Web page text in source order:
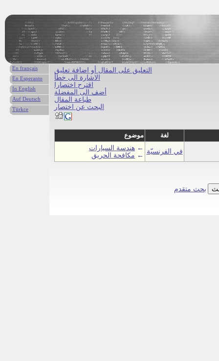
التعليق على المقال أو اضافة تعليق
الاشارة الى خطأ
اقترح اختصارا
أضف الى المفضلة
طباعة المقال
البحث عن اختصار
موضوع
لغة
← هندسة السيارات
← مكافحة الحريق
في الفرنسيّة
بحث متقدم
En français
En Esperanto
In English
Auf Deutsch
Türkce